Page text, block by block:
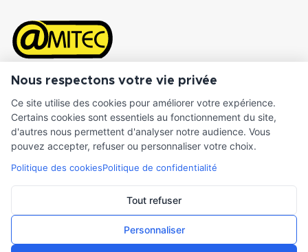
AMITEC
À propos de nous
Nos marques
Dispositif COVID-19
Nous respectons votre vie privée
Ce site utilise des cookies pour améliorer votre expérience.
Certains cookies sont essentiels au fonctionnement du site,
d'autres nous permettent d'analyser notre audience. Vous
pouvez accepter, refuser ou personnaliser votre choix.
Politique des cookiesPolitique de confidentialité
Tout refuser
Personnaliser